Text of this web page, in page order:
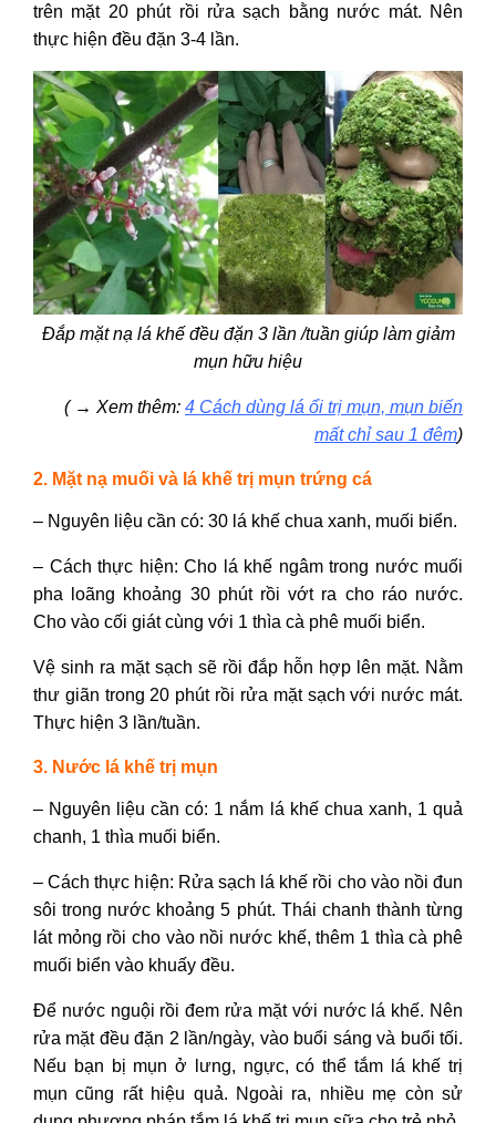
trên mặt 20 phút rồi rửa sạch bằng nước mát. Nên
thực hiện đều đặn 3-4 lần.
Đắp mặt nạ lá khế đều đặn 3 lần /tuần giúp làm giảm
mụn hữu hiệu
( → Xem thêm: 4 Cách dùng lá ổi trị mụn, mụn biến
mất chỉ sau 1 đêm)
2. Mặt nạ muối và lá khế trị mụn trứng cá
– Nguyên liệu cần có: 30 lá khế chua xanh, muối biển.
– Cách thực hiện: Cho lá khế ngâm trong nước muối
pha loãng khoảng 30 phút rồi vớt ra cho ráo nước.
Cho vào cối giát cùng với 1 thìa cà phê muối biển.
Vệ sinh ra mặt sạch sẽ rồi đắp hỗn hợp lên mặt. Nằm
thư giãn trong 20 phút rồi rửa mặt sạch với nước mát.
Thực hiện 3 lần/tuần.
3. Nước lá khế trị mụn
– Nguyên liệu cần có: 1 nắm lá khế chua xanh, 1 quả
chanh, 1 thìa muối biển.
– Cách thực hiện: Rửa sạch lá khế rồi cho vào nồi đun
sôi trong nước khoảng 5 phút. Thái chanh thành từng
lát mỏng rồi cho vào nồi nước khế, thêm 1 thìa cà phê
muối biển vào khuấy đều.
Để nước nguội rồi đem rửa mặt với nước lá khế. Nên
rửa mặt đều đặn 2 lần/ngày, vào buổi sáng và buổi tối.
Nếu bạn bị mụn ở lưng, ngực, có thể tắm lá khế trị
mụncũng rất hiệu quả. Ngoài ra, nhiều mẹ còn sử